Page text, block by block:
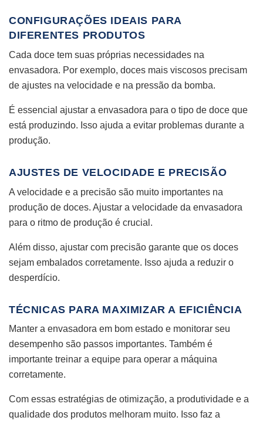
CONFIGURAÇÕES IDEAIS PARA
DIFERENTES PRODUTOS
Cada doce tem suas próprias necessidades na
envasadora. Por exemplo, doces mais viscosos precisam
de ajustes na velocidade e na pressão da bomba.
É essencial ajustar a envasadora para o tipo de doce que
está produzindo. Isso ajuda a evitar problemas durante a
produção.
AJUSTES DE VELOCIDADE E PRECISÃO
A velocidade e a precisão são muito importantes na
produção de doces. Ajustar a velocidade da envasadora
para o ritmo de produção é crucial.
Além disso, ajustar com precisão garante que os doces
sejam embalados corretamente. Isso ajuda a reduzir o
desperdício.
TÉCNICAS PARA MAXIMIZAR A EFICIÊNCIA
Manter a envasadora em bom estado e monitorar seu
desempenho são passos importantes. Também é
importante treinar a equipe para operar a máquina
corretamente.
Com essas estratégias de otimização, a produtividade e a
qualidade dos produtos melhoram muito. Isso faz a